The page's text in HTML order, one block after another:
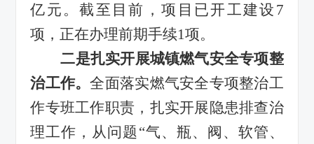
亿元。截至目前，项目已开工建设 7
项，正在办理前期手续1项。
二是扎实开展城镇燃气安全专项整
治工作。全面落实燃气安全专项整治工
作专班工作职责，扎实开展隐患排查治
理工作， 从问题“气、瓶、阀、软管、